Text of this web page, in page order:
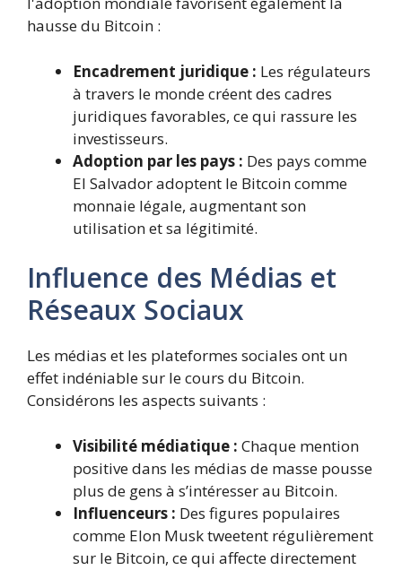
hausse du Bitcoin :
Encadrement juridique : Les régulateurs
à travers le monde créent des cadres
juridiques favorables, ce qui rassure les
investisseurs.
Adoption par les pays : Des pays comme
El Salvador adoptent le Bitcoin comme
monnaie légale, augmentant son
utilisation et sa légitimité.
Influence des Médias et
Réseaux Sociaux
Les médias et les plateformes sociales ont un
effet indéniable sur le cours du Bitcoin.
Considérons les aspects suivants :
Visibilité médiatique : Chaque mention
positive dans les médias de masse pousse
plus de gens à s’intéresser au Bitcoin.
Influenceurs : Des figures populaires
comme Elon Musk tweetent régulièrement
sur le Bitcoin, ce qui affecte directement